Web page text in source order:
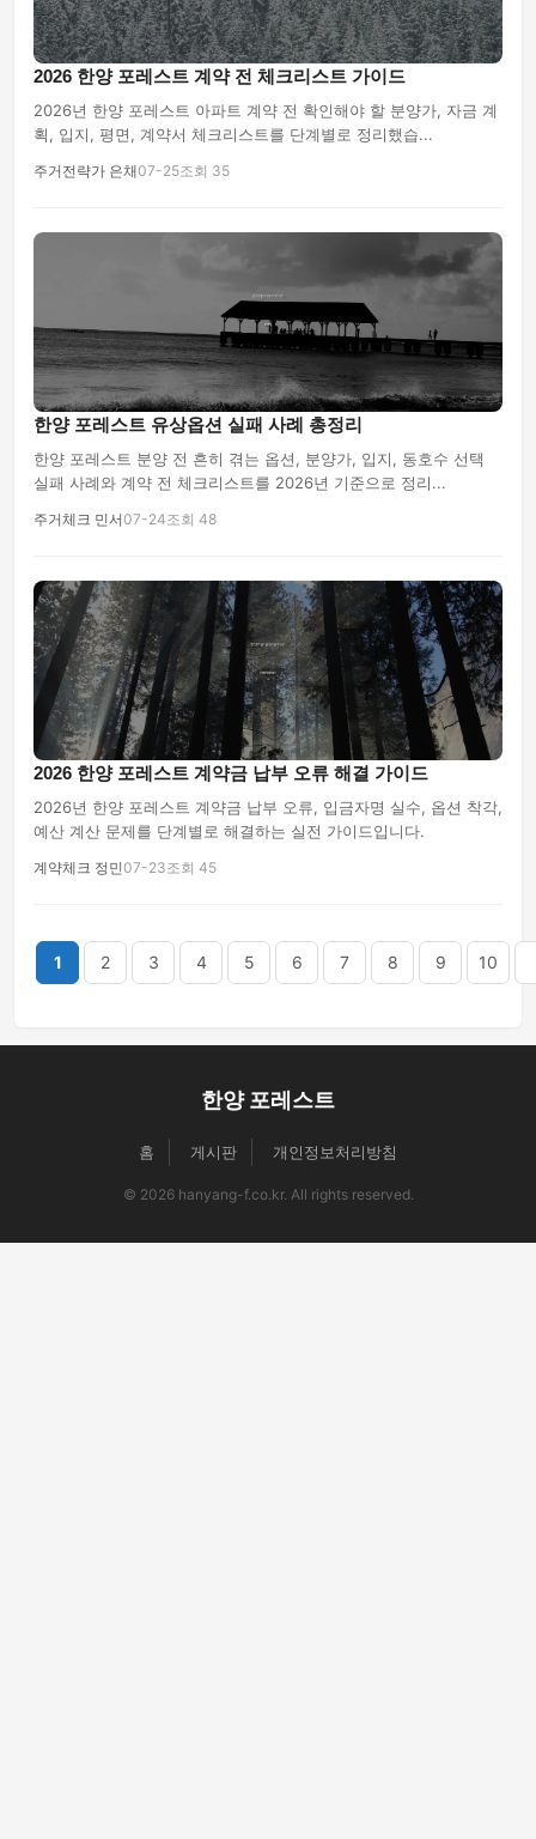
2026 한양 포레스트 계약 전 체크리스트 가이드
2026년 한양 포레스트 아파트 계약 전 확인해야 할 분양가, 자금 계
획, 입지, 평면, 계약서 체크리스트를 단계별로 정리했습...
주거전략가 은채07-25조회 35
한양 포레스트 유상옵션 실패 사례 총정리
한양 포레스트 분양 전 흔히 겪는 옵션, 분양가, 입지, 동호수 선택
실패 사례와 계약 전 체크리스트를 2026년 기준으로 정리...
주거체크 민서07-24조회 48
2026 한양 포레스트 계약금 납부 오류 해결 가이드
2026년 한양 포레스트 계약금 납부 오류, 입금자명 실수, 옵션 착각,
예산 계산 문제를 단계별로 해결하는 실전 가이드입니다.
계약체크 정민07-23조회 45
1 2 3 4 5 6 7 8 9 10
한양 포레스트
홈 게시판 개인정보처리방침
© 2026 hanyang-f.co.kr. All rights reserved.